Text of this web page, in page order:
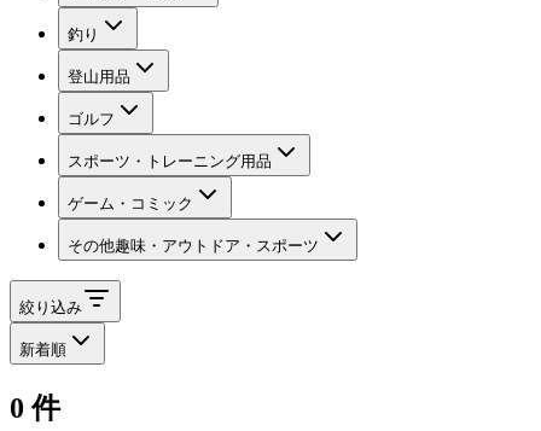
釣り
登山用品
ゴルフ
スポーツ・トレーニング用品
ゲーム・コミック
その他趣味・アウトドア・スポーツ
絞り込み
新着順
0 件